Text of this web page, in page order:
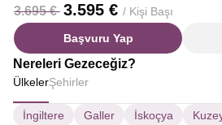
3.695 € 3.595 € / Kişi Başı
Başvuru Yap
Nereleri Gezeceğiz?
ÜlkelerŞehirler
İngiltere Galler İskoçya